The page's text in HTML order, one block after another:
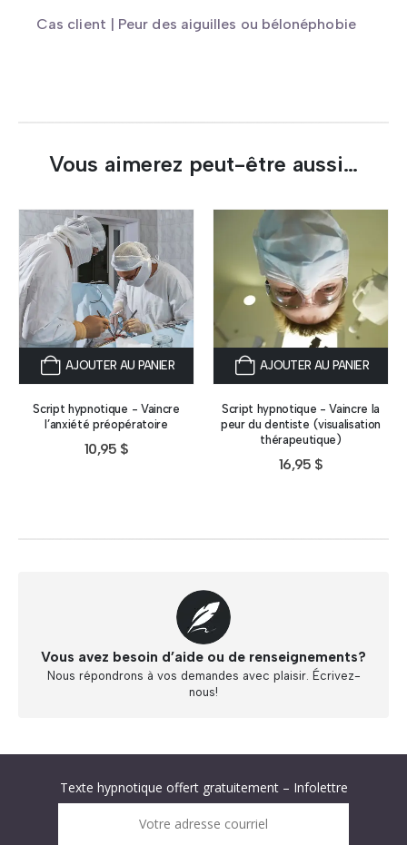
Cas client | Peur des aiguilles ou bélonéphobie
Vous aimerez peut-être aussi…
AJOUTER AU PANIER
Script hypnotique - Vaincre
l’anxiété préopératoire
10,95 $
AJOUTER AU PANIER
Script hypnotique - Vaincre la
peur du dentiste (visualisation
thérapeutique)
16,95 $
Vous avez besoin d’aide ou de renseignements?
Nous répondrons à vos demandes avec plaisir. Écrivez-
nous!
Texte hypnotique offert gratuitement – Infolettre
Infolettre : obtenez un MP3 d’hypnose gratuit !
Votre adresse courriel